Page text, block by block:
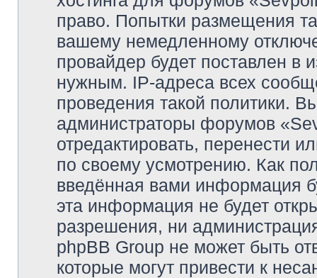
право. Попытки размещения
вашему немедленному
провайдер будет поставлен в
нужным. IP-адреса всех
проведения такой политики.
администраторы форумов
отредактировать, перенести
по своему усмотрению. Как
введённая вами информация
эта информация не будет
разрешения, ни
phpBB Group не может быть
которые могут привести к